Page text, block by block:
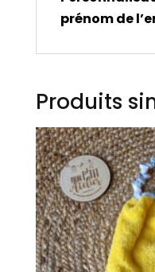
prénom de
Produits